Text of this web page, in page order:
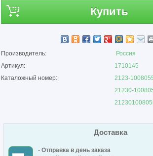
Купить
Производитель:
Россия
Артикул:
1710145
Каталожный номер:
2123-
21230-
Доставка
- Отправка в день заказа